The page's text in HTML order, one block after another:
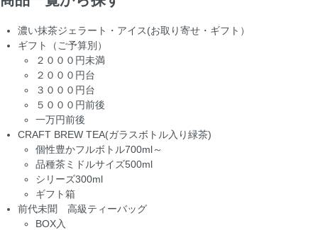
濃い抹茶ジェラート・アイス(お取り寄せ・ギフト）
ギフト（ご予算別）
２０００円未満
２０００円台
３０００円台
５０００円前後
一万円前後
CRAFT BREW TEA(ガラスボトル入り緑茶)
個性豊かフルボトル700ml～
品種茶ミドルサイズ500ml
シリーズ300ml
ギフト箱
前代未聞 高級ティーバッグ
BOX入